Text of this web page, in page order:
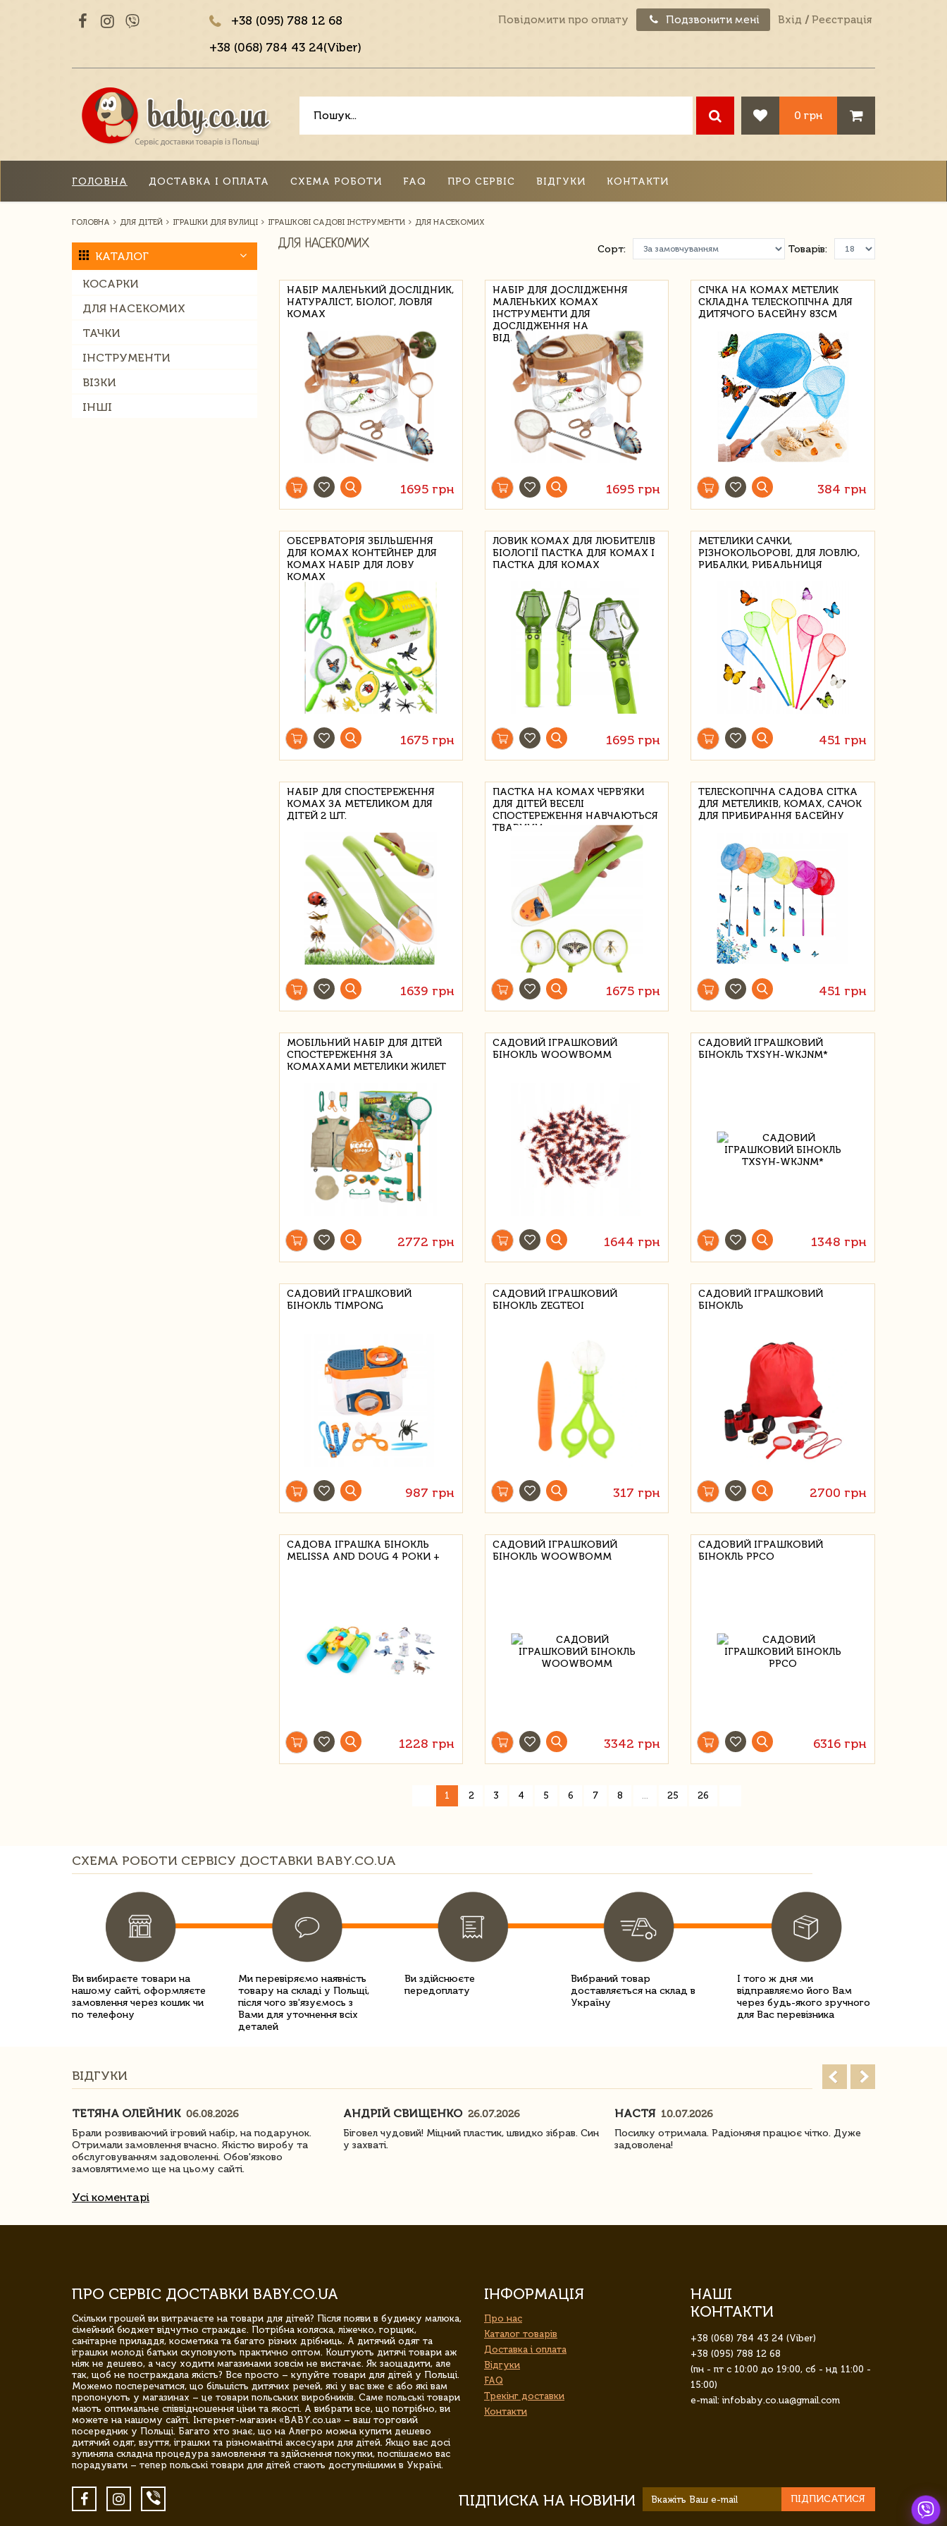
+38 (095) 788 12 68
+38 (068) 784 43 24(Viber)
Повідомити про оплату Подзвонити мені Вхід / Реєстрація
0 грн
ГОЛОВНА ДОСТАВКА І ОПЛАТА СХЕМА РОБОТИ FAQ ПРО СЕРВІС ВІДГУКИ КОНТАКТИ
ГОЛОВНА ДЛЯ ДІТЕЙ ІГРАШКИ ДЛЯ ВУЛИЦІ ІГРАШКОВІ САДОВІ ІНСТРУМЕНТИ ДЛЯ НАСЕКОМИХ
КАТАЛОГ
КОСАРКИ
ДЛЯ НАСЕКОМИХ
ТАЧКИ
ІНСТРУМЕНТИ
ВІЗКИ
ІНШІ
ДЛЯ НАСЕКОМИХ Товарів:
Сорт:
НАБІР МАЛЕНЬКИЙ ДОСЛІДНИК,
НАТУРАЛІСТ, БІОЛОГ, ЛОВЛЯ
КОМАХ
1695 грн
НАБІР ДЛЯ ДОСЛІДЖЕННЯ
МАЛЕНЬКИХ КОМАХ
ІНСТРУМЕНТИ ДЛЯ
ДОСЛІДЖЕННЯ НА
ВІДМІННОМУ ВІДПОВІДНІ
1695 грн
СІЧКА НА КОМАХ МЕТЕЛИК
СКЛАДНА ТЕЛЕСКОПІЧНА ДЛЯ
ДИТЯЧОГО БАСЕЙНУ 83СМ
384 грн
ОБСЕРВАТОРІЯ ЗБІЛЬШЕННЯ
ДЛЯ КОМАХ КОНТЕЙНЕР ДЛЯ
КОМАХ НАБІР ДЛЯ ЛОВУ
КОМАХ
1675 грн
ЛОВИК КОМАХ ДЛЯ ЛЮБИТЕЛІВ
БІОЛОГІЇ ПАСТКА ДЛЯ КОМАХ І
ПАСТКА ДЛЯ КОМАХ
1695 грн
МЕТЕЛИКИ САЧКИ,
РІЗНОКОЛЬОРОВІ, ДЛЯ ЛОВЛЮ,
РИБАЛКИ, РИБАЛЬНИЦЯ
451 грн
НАБІР ДЛЯ СПОСТЕРЕЖЕННЯ
КОМАХ ЗА МЕТЕЛИКОМ ДЛЯ
ДІТЕЙ 2 ШТ.
1639 грн
ПАСТКА НА КОМАХ ЧЕРВ'ЯКИ
ДЛЯ ДІТЕЙ ВЕСЕЛІ
СПОСТЕРЕЖЕННЯ НАВЧАЮТЬСЯ
ТВАРИНИ
1675 грн
ТЕЛЕСКОПІЧНА САДОВА СІТКА
ДЛЯ МЕТЕЛИКІВ, КОМАХ, САЧОК
ДЛЯ ПРИБИРАННЯ БАСЕЙНУ
451 грн
МОБІЛЬНИЙ НАБІР ДЛЯ ДІТЕЙ
СПОСТЕРЕЖЕННЯ ЗА
КОМАХАМИ МЕТЕЛИКИ ЖИЛЕТ
2772 грн
САДОВИЙ ІГРАШКОВИЙ
БІНОКЛЬ WOOWBOMM
1644 грн
САДОВИЙ ІГРАШКОВИЙ
БІНОКЛЬ TXSYH-WKJNM*
1348 грн
САДОВИЙ ІГРАШКОВИЙ
БІНОКЛЬ TIMPONG
987 грн
САДОВИЙ ІГРАШКОВИЙ
БІНОКЛЬ ZEGTEOI
317 грн
САДОВИЙ ІГРАШКОВИЙ
БІНОКЛЬ
2700 грн
САДОВА ІГРАШКА БІНОКЛЬ
MELISSA AND DOUG 4 РОКИ +
1228 грн
САДОВИЙ ІГРАШКОВИЙ
БІНОКЛЬ WOOWBOMM
3342 грн
САДОВИЙ ІГРАШКОВИЙ
БІНОКЛЬ PPCO
6316 грн
1 2 3 4 5 6 7 8 ... 25 26
СХЕМА РОБОТИ СЕРВІСУ ДОСТАВКИ BABY.CO.UA
Ви вибираєте товари на
нашому сайті, оформляєте
замовлення через кошик чи
по телефону
Ми перевіряємо наявність
товару на складі у Польщі,
після чого зв'язуємось з
Вами для уточнення всіх
деталей
Ви здійснюєте
передоплату
Вибраний товар
доставляється на склад в
Україну
І того ж дня ми
відправляємо його Вам
через будь-якого зручного
для Вас перевізника
ВІДГУКИ
ТЕТЯНА ОЛЕЙНИК 06.08.2026
Брали розвиваючий ігровий набір, на подарунок.
Отримали замовлення вчасно. Якістю виробу та
обслуговуванням задоволенні. Обов'язково
замовлятимемо ще на цьому сайті.
АНДРІЙ СВИЩЕНКО 26.07.2026
Біговел чудовий! Міцний пластик, швидко зібрав. Син
у захваті.
НАСТЯ 10.07.2026
Посилку отримала. Радіоняня працює чітко. Дуже
задоволена!
Усі коментарі
ПРО СЕРВІС ДОСТАВКИ BABY.CO.UA
Скільки грошей ви витрачаєте на товари для дітей? Після появи в будинку малюка,
сімейний бюджет відчутно страждає. Потрібна коляска, ліжечко, горщик,
санітарне приладдя, косметика та багато різних дрібниць. А дитячий одяг та
іграшки молоді батьки скуповують практично оптом. Коштують дитячі товари аж
ніяк не дешево, а часу ходити магазинами зовсім не вистачає. Як заощадити, але
так, щоб не постраждала якість? Все просто – купуйте товари для дітей у Польщі.
Можемо посперечатися, що більшість дитячих речей, які у вас вже є або які вам
пропонують у магазинах – це товари польських виробників. Саме польські товари
мають оптимальне співвідношення ціни та якості. А вибрати все, що потрібно, ви
можете на нашому сайті. Інтернет-магазин «BABY.co.ua» – ваш торговий
посередник у Польщі. Багато хто знає, що на Алегро можна купити дешево
дитячий одяг, взуття, іграшки та різноманітні аксесуари для дітей. Якщо вас досі
зупиняла складна процедура замовлення та здійснення покупки, поспішаємо вас
порадувати – тепер польські товари для дітей стають доступнішими в Україні.
ІНФОРМАЦІЯ
Про нас
Каталог товарів
Доставка і оплата
Відгуки
FAQ
Трекінг доставки
Контакти
НАШІ
КОНТАКТИ
+38 (068) 784 43 24 (Viber)
+38 (095) 788 12 68
(пн - пт с 10:00 до 19:00, сб - нд 11:00 -
15:00)
e-mail: infobaby.co.ua@gmail.com
ПІДПИСКА НА НОВИНИ ПІДПИСАТИСЯ